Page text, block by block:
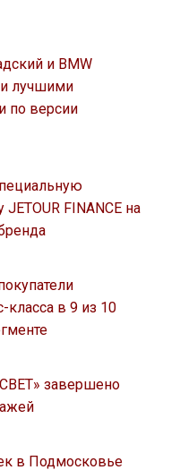
и BMW
лучшими
по версии
FINANCE на
в 9 из 10
завершено
в Подмосковье